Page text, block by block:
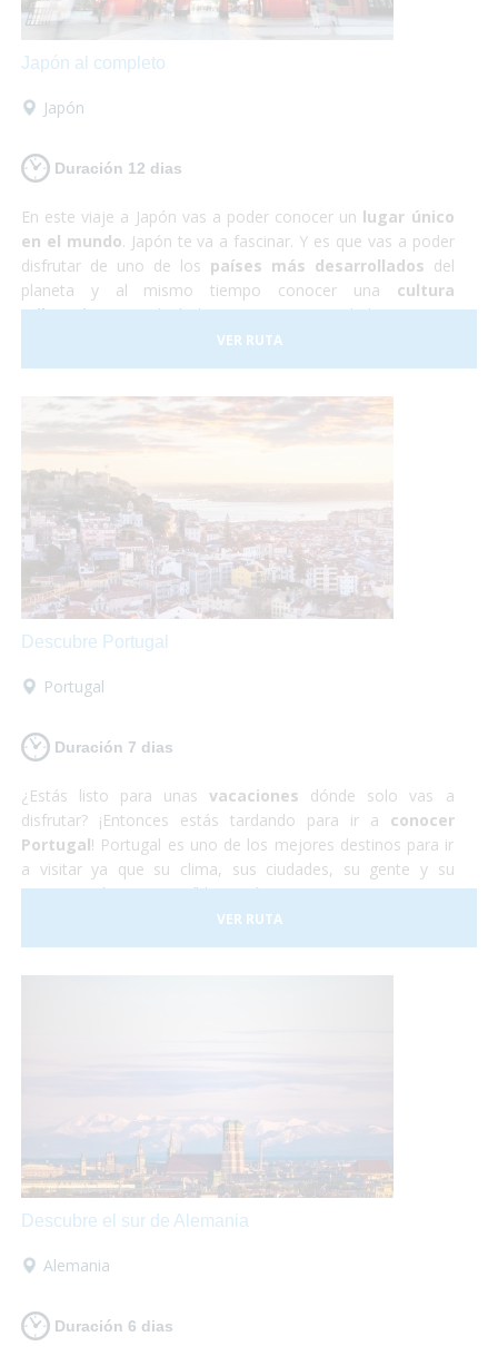
Japón al completo
Japón
Duración 12 dias
En este viaje a Japón vas a poder conocer un lugar único
en el mundo. Japón te va a fascinar. Y es que vas a poder
disfrutar de uno de los países más desarrollados del
planeta y al mismo tiempo conocer una cultura
milenariaque todavía hoy persiste en sus habitantes. En
Japón todo funciona a la perfección, se trata de un país
relativamente pequeño para la cantidad de gente que lo
otras grandes ciudades del mundo. ¡Sí que si lo que buscas
satisfacer todas tus necesidades
el material y la información que requieras para hacer
que estas vacaciones sean las mejores que puedas
tener! Así que escápate a conocer Japón y, ¡Sólo disfruta!
VER RUTA
Descubre Portugal
Portugal
Duración 7 dias
¿Estás listo para unasvacaciones dónde solo vas a
disfrutar? ¡Entonces estás tardando para ir a conocer
Portugal! Portugal es uno de los mejores destinos para ir
a visitar ya que su clima, sus ciudades, su gente y su
gastronomía son increíbles. Así que te proponemos una
viaje para que lo puedas descubrir en su totalidad sobre
tusilla de ruedassin problema alguno. ¡No lo dudes más
VER RUTA
Descubre el sur de Alemania
Alemania
Duración 6 dias